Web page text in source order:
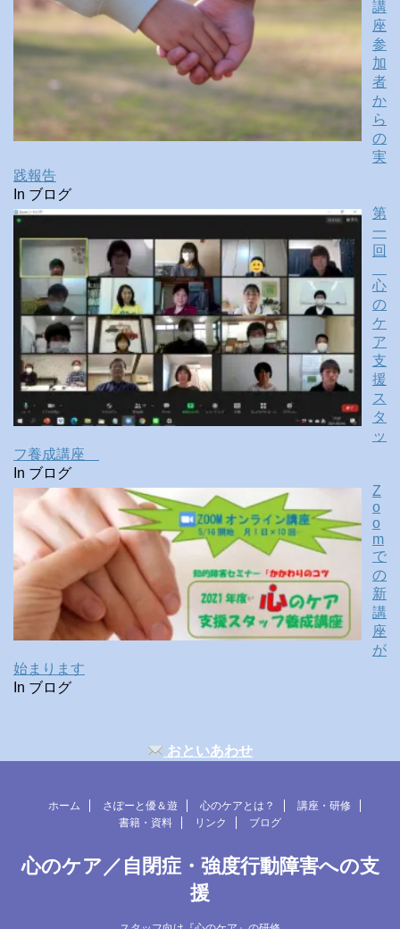
講
座
参
加
者
か
ら
の
実
践報告
In ブログ
第
一
回
心
の
ケ
ア
支
援
ス
タ
ッ
フ養成講座
In ブログ
Z
o
o
m
で
の
新
講
座
が
始まります
In ブログ
おといあわせ
ホーム さぽーと優＆遊 心のケアとは？
講座・研修
書籍・資料
リンク ブログ
心のケア／自閉症・強度行動障害への支
援